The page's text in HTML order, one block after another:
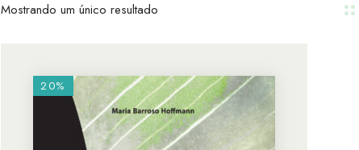
Mostrando um único resultado
20%